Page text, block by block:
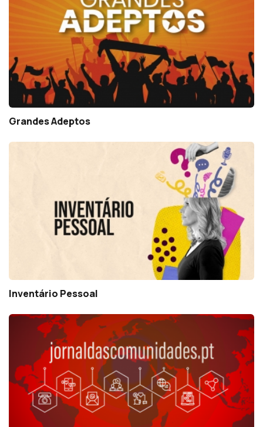
Grandes Adeptos
Inventário Pessoal